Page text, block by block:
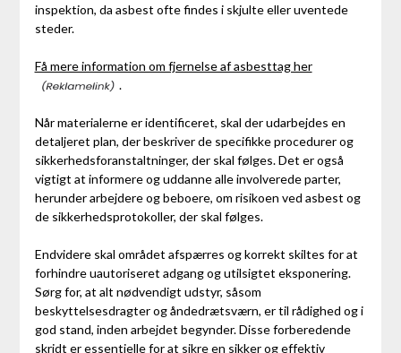
inspektion, da asbest ofte findes i skjulte eller uventede
steder.
Få mere information om fjernelse af asbesttag her
.
Når materialerne er identificeret, skal der udarbejdes en
detaljeret plan, der beskriver de specifikke procedurer og
sikkerhedsforanstaltninger, der skal følges. Det er også
vigtigt at informere og uddanne alle involverede parter,
herunder arbejdere og beboere, om risikoen ved asbest og
de sikkerhedsprotokoller, der skal følges.
Endvidere skal området afspærres og korrekt skiltes for at
forhindre uautoriseret adgang og utilsigtet eksponering.
Sørg for, at alt nødvendigt udstyr, såsom
beskyttelsesdragter og åndedrætsværn, er til rådighed og i
god stand, inden arbejdet begynder. Disse forberedende
skridt er essentielle for at sikre en sikker og effektiv